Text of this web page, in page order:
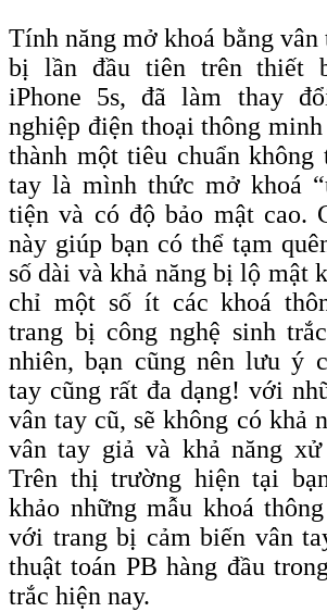
Tính năng mở khoá bằng
bị lần đầu tiên trên thiết
iPhone 5s, đã làm thay
nghiệp điện thoại thông
thành một tiêu chuẩn không
tay là mình thức mở khoá
tiện và có độ bảo mật cao.
này giúp bạn có thể tạm
số dài và khả năng bị lộ mật
chỉ một số ít các khoá
trang bị công nghệ sinh
nhiên, bạn cũng nên lưu ý
tay cũng rất đa dạng! với
vân tay cũ, sẽ không có khả
vân tay giả và khả năng
Trên thị trường hiện tại
khảo những mẫu khoá
với trang bị cảm biến vân
thuật toán PB hàng đầu
trắc hiện nay.